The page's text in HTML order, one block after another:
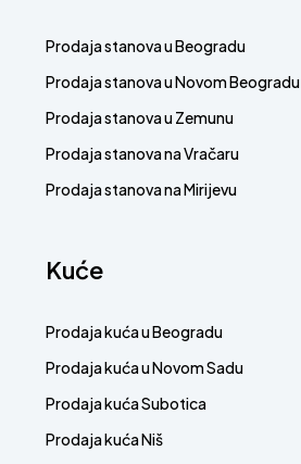
Prodaja stanova u Beogradu
Prodaja stanova u Novom Beogradu
Prodaja stanova u Zemunu
Prodaja stanova na Vračaru
Prodaja stanova na Mirijevu
Kuće
Prodaja kuća u Beogradu
Prodaja kuća u Novom Sadu
Prodaja kuća Subotica
Prodaja kuća Niš